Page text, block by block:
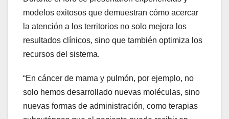
modelos exitosos que demuestran cómo acercar
la atención a los territorios no solo mejora los
resultados clínicos, sino que también optimiza los
recursos del sistema.
“En cáncer de mama y pulmón, por ejemplo, no
solo hemos desarrollado nuevas moléculas, sino
nuevas formas de administración, como terapias